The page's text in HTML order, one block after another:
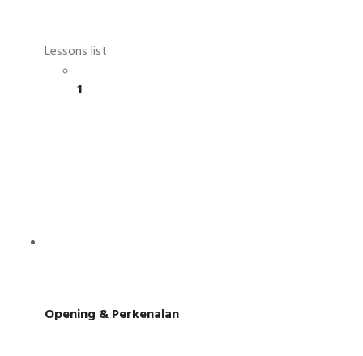
Lessons list
1
Opening & Perkenalan